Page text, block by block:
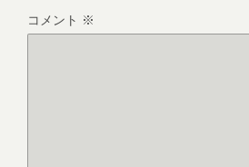
コメント ※